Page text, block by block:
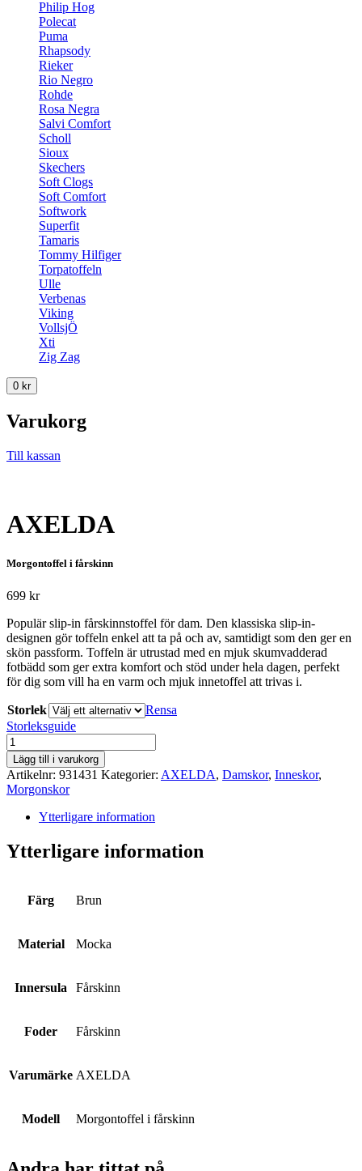
Philip Hog
Polecat
Puma
Rhapsody
Rieker
Rio Negro
Rohde
Rosa Negra
Salvi Comfort
Scholl
Sioux
Skechers
Soft Clogs
Soft Comfort
Softwork
Superfit
Tamaris
Tommy Hilfiger
Torpatoffeln
Ulle
Verbenas
Viking
VollsjÖ
Xti
Zig Zag
0 kr
Varukorg
Till kassan
AXELDA
Morgontoffel i fårskinn
699 kr
Populär slip-in fårskinnstoffel för dam. Den klassiska slip-in-
designen gör toffeln enkel att ta på och av, samtidigt som den ger en
skön passform. Toffeln är utrustad med en mjuk skumvadderad
fotbädd som ger extra komfort och stöd under hela dagen, perfekt
för dig som vill ha en varm och mjuk innetoffel att trivas i.
Storlek
Rensa
Storleksguide
AXELDA
mängd
Lägg till i varukorg
Artikelnr: 931431 Kategorier: AXELDA, Damskor, Inneskor,
Morgonskor
Ytterligare information
Ytterligare information
Färg Brun
Material Mocka
Innersula Fårskinn
Foder Fårskinn
Varumärke AXELDA
Modell Morgontoffel i fårskinn